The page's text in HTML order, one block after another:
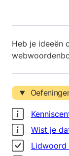
Heb je ideeën
Wist je
Lidwoord